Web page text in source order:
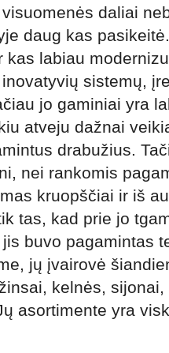
daliai
daug kas
kas labiau
sistemų,
jo gaminiai yra
atveju dažnai
drabužius.
nei rankomis
kruopščiai ir iš
tas, kad prie jo
buvo pagamintas
jų įvairovė
kelnės,
asortimente yra